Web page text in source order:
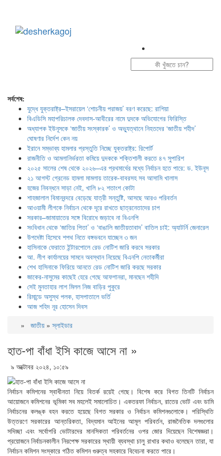
সর্বশেষ:
যুদ্ধে যুক্তরাষ্ট্র–ইসরায়েল ‘শোচনীয় পরাজয়’ বরণ করেছে: রাশিয়া
বিএডিসি মহাপরিচালক দেবদাস-আবীরের নামে দুদকে অভিযোগের ফিরিস্তি
অধ্যাপক ইউনূসকে ‘জাতীয় সংস্কারক’ ও অভ্যুত্থানে নিহতদের ‘জাতীয় শহীদ’
ঘোষণার নির্দেশ কেন নয়
ইরানে সম্ভাব্য হামলার প্রস্তুতি নিচ্ছে যুক্তরাষ্ট্র: রিপোর্ট
রাজনীতি ও আমলানির্ভরতা কমিয়ে দুদককে শক্তিশালী করতে ৪৭ সুপারিশ
২০২৫ সালের শেষ থেকে ২০২৬–এর প্রথমার্ধের মধ্যে নির্বাচন হতে পারে: ড. ইউনূস
২১ আগস্ট গ্রেনেড হামলা মামলায় তারেক-বাবরসহ সব আসামি খালাস
হজের নিবন্ধনে সাড়া নেই, খালি ৮২ শতাংশ কোটা
শাহজালাল বিমানবন্দরে বেড়েছে যাত্রী সন্তুষ্টি, আসছে আরও পরিবর্তন
আওয়ামী লীগকে নির্বাচন থেকে দূরে রাখতে ছাত্রনেতাদের চাপ
সরকার–জামায়াতের সঙ্গে বিরোধে জড়াবে না বিএনপি
সংবিধান থেকে ‘জাতির পিতা’ ও ‘বাঙালি জাতীয়তাবাদ’ বাতিল চাই: অ্যাটর্নি জেনারেল
উপদেষ্টা হিসেবে শপথ নিতে বঙ্গভবনে যাচ্ছেন ৩ জন
হাসিনাকে ফেরাতে ইন্টারপোলে রেড নোটিশ জারি করবে সরকার
আ. লীগ কার্যালয়ের সামনে অবস্থান নিয়েছে বিএনপি নেতাকর্মীরা
শেখ হাসিনাকে ফিরিয়ে আনতে রেড নোটিশ জারি করছে সরকার
জাকের-নাসুমের কাছেই হেরে গেছে আফগানরা, মানছেন শহীদি
সেই মুনতাহার লাশ মিলল নিজ বাড়ির পুকুরে
রিমান্ডে অসুস্থ পলক, হাসপাতালে ভর্তি
আজ শহিদ নূর হোসেন দিবস
» জাতীয় »স্লাইডার
হাত-পা বাঁধা ইসি কাজে আসে না »
৯ অক্টোবর ২০২৪, ১০:৫৯
নির্বাচন কমিশনের স্বাধীনতা নিয়ে বিতর্ক রয়েই গেছে। বিশেষ করে বিগত তিনটি নির্বাচন
আয়োজনে কমিশনের ভূমিকা সব মহলেই সমালোচিত। একতরফা নির্বাচন, রাতের ভোট এবং ডামি
নির্বাচনের কলঙ্ক বহন করতে হয়েছে বিগত সরকার ও নির্বাচন কমিশনগুলোকে। পরিস্থিতি
উত্তরণে সরকারের আন্তরিকতা, বিদ্যমান আইনের আমূল পরিবর্তন, রাজনৈতিক দলগুলোর
সদিচ্ছা এবং সর্বোপরি ভোটারদের মানসিকতা পরিবর্তনের ওপর জোর দিয়েছেন বিশেষজ্ঞরা।
প্রয়োজনে নির্বাচনকালীন নিরপেক্ষ সরকারের স্থায়ী ব্যবস্থা চালু রাখার কথাও বলেছেন তারা, যা
নির্বাচন কমিশন সংস্কারে গঠিত কমিশন গুরুত্ব সহকারে বিবেচনা করতে পারে।